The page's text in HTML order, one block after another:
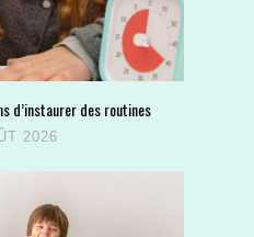
d’instaurer des routines
2026